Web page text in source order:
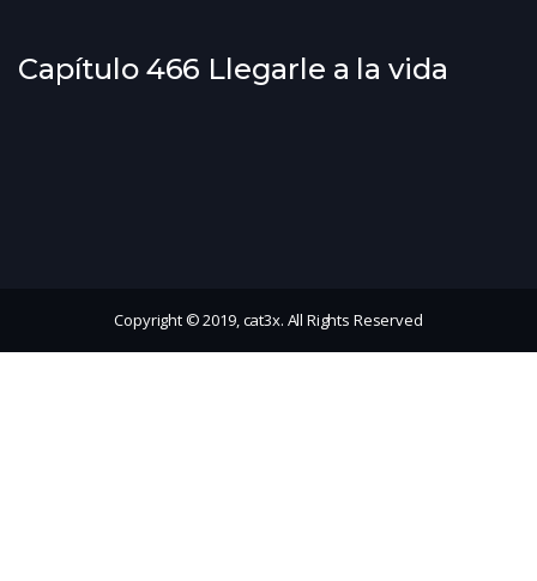
Capítulo 466 Llegarle a la vida
Copyright © 2019, cat3x. All Rights Reserved